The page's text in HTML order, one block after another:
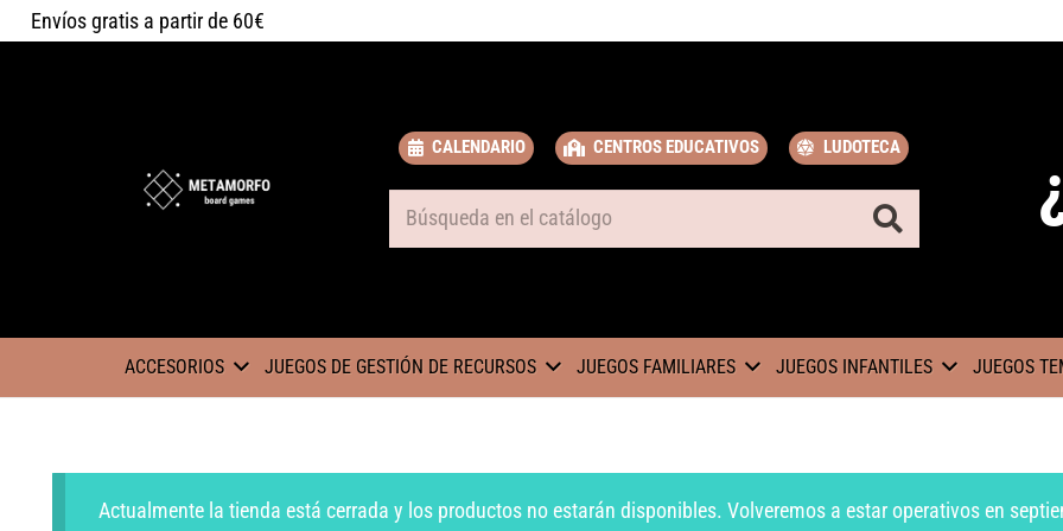
Envíos gratis a partir de 60€
CALENDARIO CENTROS EDUCATIVOS LUDOTECA
ACCESORIOS JUEGOS DE GESTIÓN DE RECURSOS JUEGOS FAMILIARES JUEGOS INFANTILES JUEGOS
Actualmente la tienda está cerrada y los productos no estarán disponibles. Volveremos a estar operativos en